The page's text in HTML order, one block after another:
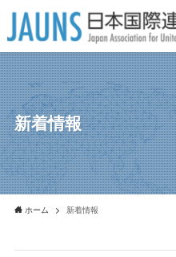
新着情報
ホーム 新着情報